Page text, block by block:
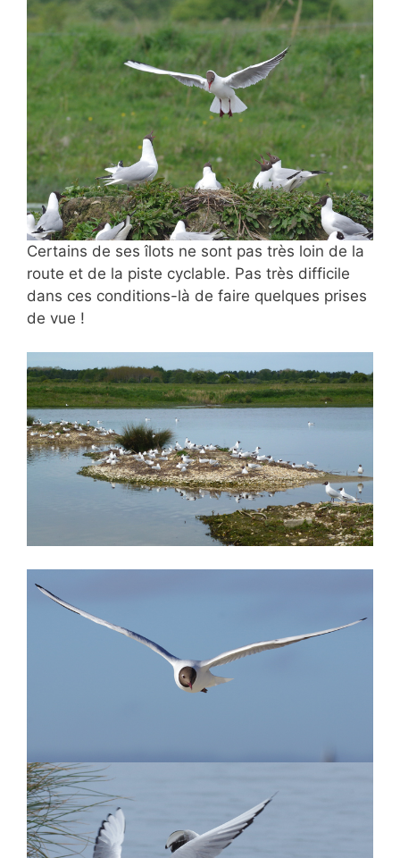
Certains de ses îlots ne sont pas très loin de la
route et de la piste cyclable. Pas très difficile
dans ces conditions-là de faire quelques prises
de vue !